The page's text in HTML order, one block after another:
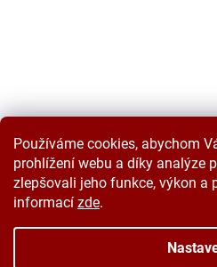
Používáme cookies, abychom
prohlížení webu a díky analýze
zlepšovali jeho funkce, výkon a
informací zde.